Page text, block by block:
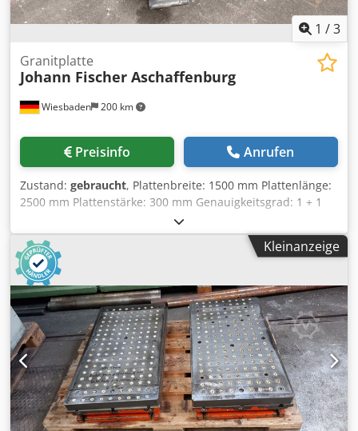
1 /3
Wiesbaden 200 km
Granitplatte
Johann Fischer Aschaffenburg
Preisinfo Anrufen
Zustand: gebraucht, Plattenbreite: 1500 mm Plattenlänge:
2500 mm Plattenstärke: 300 mm Genauigkeitsgrad: 1 + 1
Codpfxjzi Sqqe Acgerf Höhe, auf 5 Füßen liegend: 830 mm
Kleinanzeige